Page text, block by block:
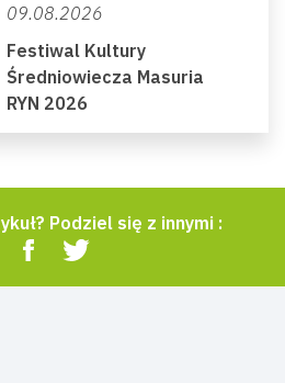
09.08.2026
Festiwal Kultury
Średniowiecza Masuria
RYN 2026
Podziel się z innymi :